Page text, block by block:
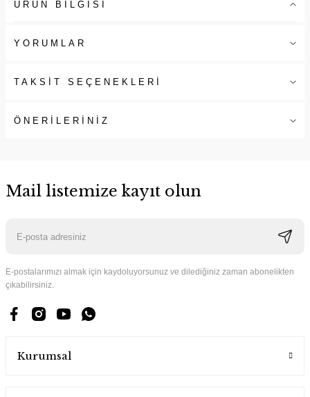
ÜRÜN BİLGİSİ
YORUMLAR
TAKSİT SEÇENEKLERİ
ÖNERİLERİNİZ
Mail listemize kayıt olun
E-postalarımızı almak için kaydoluyorsunuz ve dilediğiniz zaman abonelikten
çıkabilirsiniz.
Kurumsal